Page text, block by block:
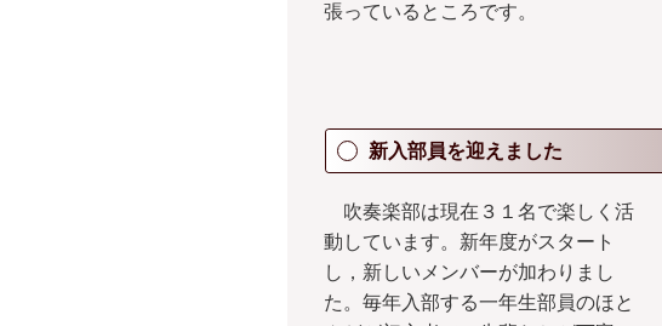
張っているところです。
新入部員を迎えました
吹奏楽部は現在３１名で楽しく活
動しています。新年度がスタート
し，新しいメンバーが加わりまし
た。毎年入部する一年生部員のほと